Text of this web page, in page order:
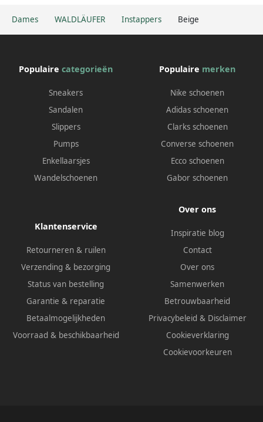
Dames WALDLÄUFER Instappers Beige
Populaire categorieën
Sneakers
Sandalen
Slippers
Pumps
Enkellaarsjes
Wandelschoenen
Populaire merken
Nike schoenen
Adidas schoenen
Clarks schoenen
Converse schoenen
Ecco schoenen
Gabor schoenen
Klantenservice
Retourneren & ruilen
Verzending & bezorging
Status van bestelling
Garantie & reparatie
Betaalmogelijkheden
Voorraad & beschikbaarheid
Over ons
Inspiratie blog
Contact
Over ons
Samenwerken
Betrouwbaarheid
Privacybeleid & Disclaimer
Cookieverklaring
Cookievoorkeuren